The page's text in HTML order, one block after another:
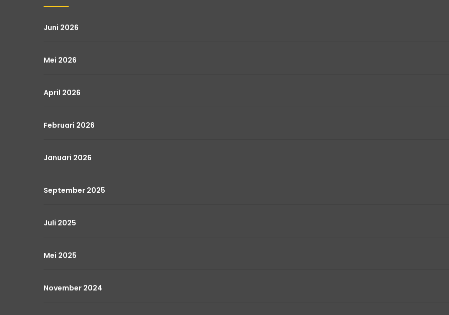
Juni 2026
Mei 2026
April 2026
Februari 2026
Januari 2026
September 2025
Juli 2025
Mei 2025
November 2024